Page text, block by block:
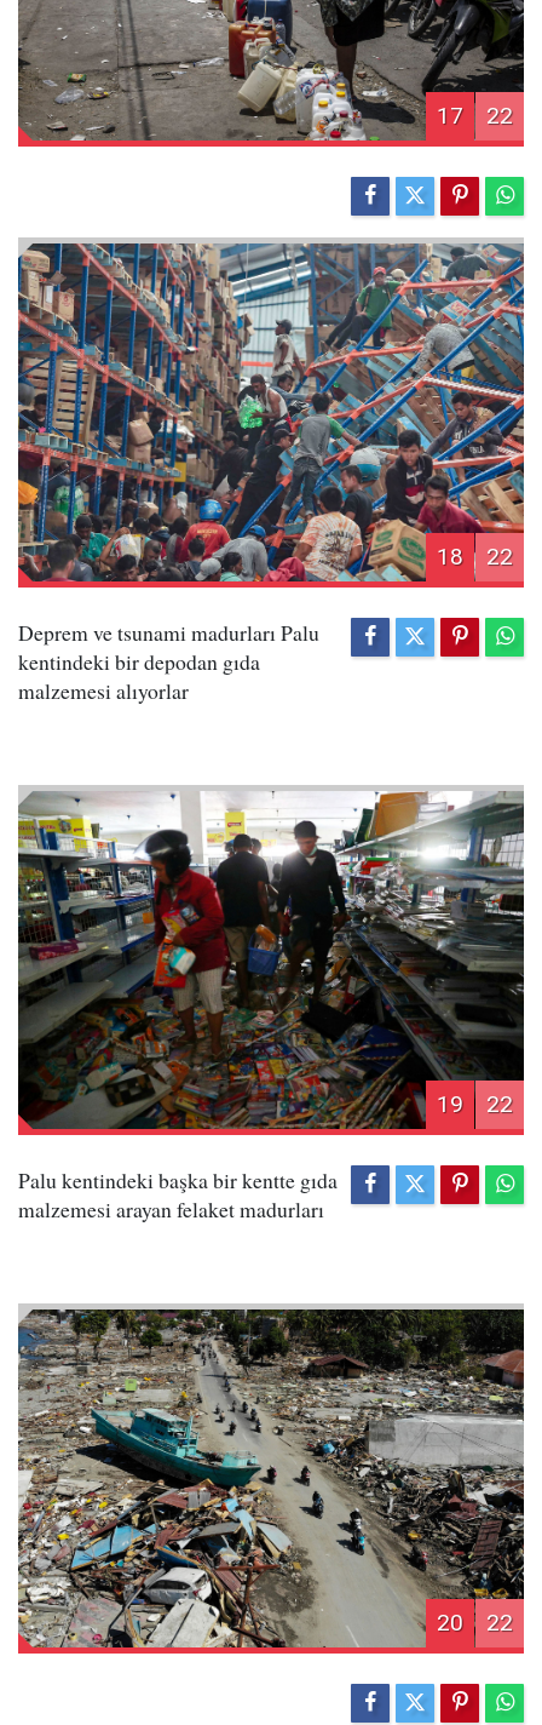
17 22
18 22
Deprem ve tsunami madurları Palu
kentindeki bir depodan gıda
malzemesi alıyorlar
19 22
Palu kentindeki başka bir kentte gıda
malzemesi arayan felaket madurları
20 22